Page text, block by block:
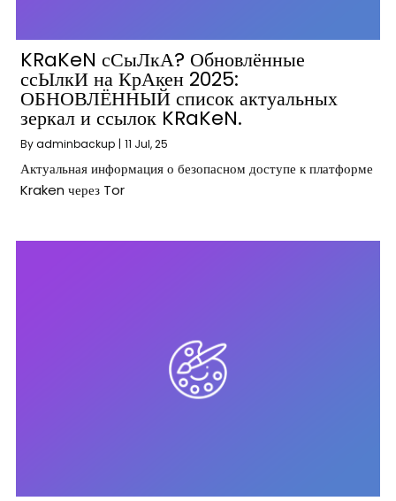
KRaKeN сСыЛкА? Обновлённые
ссЫлкИ на КрАкен 2025:
ОБНОВЛЁННЫЙ список актуальных
зеркал и ссылок KRaKeN.
Byadminbackup | 11 Jul, 25
Актуальная информация о безопасном доступе к платформе
Kraken через Tor